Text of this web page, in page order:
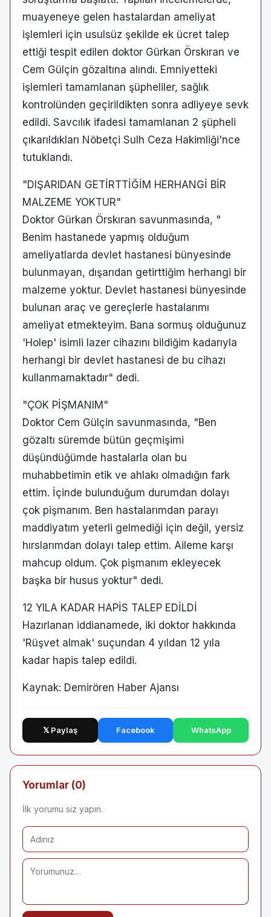
muayeneye gelen hastalardan ameliyat
işlemleri için usulsüz şekilde ek ücret talep
ettiği tespit edilen doktor Gürkan Örskıran ve
Cem Gülçin gözaltına alındı. Emniyetteki
işlemleri tamamlanan şüpheliler, sağlık
kontrolünden geçirildikten sonra adliyeye sevk
edildi. Savcılık ifadesi tamamlanan 2 şüpheli
çıkarıldıkları Nöbetçi Sulh Ceza Hakimliği'nce
tutuklandı.
"DIŞARIDAN GETİRTTİĞİM HERHANGİ BİR
MALZEME YOKTUR"
Doktor Gürkan Örskıran savunmasında, "
Benim hastanede yapmış olduğum
ameliyatlarda devlet hastanesi bünyesinde
bulunmayan, dışarıdan getirttiğim herhangi bir
malzeme yoktur. Devlet hastanesi bünyesinde
bulunan araç ve gereçlerle hastalarımı
ameliyat etmekteyim. Bana sormuş olduğunuz
'Holep' isimli lazer cihazını bildiğim kadarıyla
herhangi bir devlet hastanesi de bu cihazı
kullanmamaktadır" dedi.
"ÇOK PİŞMANIM"
Doktor Cem Gülçin savunmasında, "Ben
gözaltı süremde bütün geçmişimi
düşündüğümde hastalarla olan bu
muhabbetimin etik ve ahlakı olmadığın fark
ettim. İçinde bulunduğum durumdan dolayı
çok pişmanım. Ben hastalarımdan parayı
maddiyatım yeterli gelmediği için değil, yersiz
hırslarımdan dolayı talep ettim. Aileme karşı
mahcup oldum. Çok pişmanım ekleyecek
başka bir husus yoktur" dedi.
12 YILA KADAR HAPİS TALEP EDİLDİ
Hazırlanan iddianamede, iki doktor hakkında
'Rüşvet almak' suçundan 4 yıldan 12 yıla
kadar hapis talep edildi.
Kaynak: Demirören Haber Ajansı
𝕏 Paylaş Facebook WhatsApp
Yorumlar (0)
İlk yorumu siz yapın.